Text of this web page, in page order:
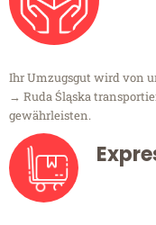
Ihr Umzugsgut wird von
→ Ruda Śląska
gewährleisten.